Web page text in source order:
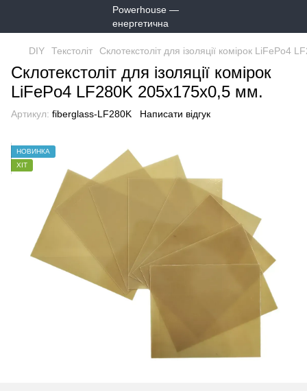
DIY Текстоліт Склотекстоліт для ізоляції комірок LiFePo4
Склотекстоліт для ізоляції комірок
LiFePo4 LF280K 205х175х0,5 мм.
Артикул: fiberglass-LF280K Написати відгук
НОВИНКА
ХІТ